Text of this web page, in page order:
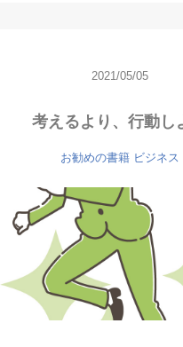
2021/05/05
考えるより、行動し
お勧めの書籍 ビジネス